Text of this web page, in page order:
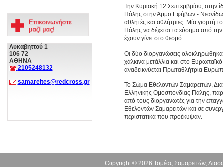
Λυκαβηττού 1
106 72
ΑΘΗΝΑ
2105248132
samareites@redcross.gr
Την Κυριακή 12 Σεπτεμβρίου, στην
Πάλης στην Άμμο Εφήβων -
αθλητές και αθλήτριες. Μία γιορτή
Πάλης να δέχεται τα εύσημα από
έχουν γίνει στο θεσμό.
Οι δύο διοργανώσεις
χάλκινα μετάλλια και στο
αναδεικνύεται Πρωταθλήτρια
Το Σώμα Εθελοντών Σαμαρειτών,
Ελληνικής Ομοσπονδίας Πάλης,
από τους διοργανωτές για την
Εθελοντών Σαμαρειτών και σε
περιστατικά που προέκυψαν.
Copyright © 2026 Τομέας Σαμαρειτών,